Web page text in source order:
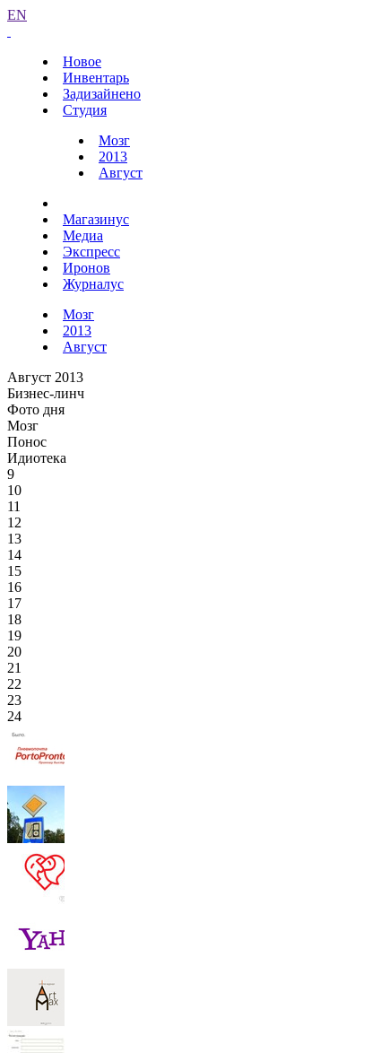
EN
Новое
Инвентарь
Задизайнено
Студия
Мозг
2013
Август
Магазинус
Медиа
Экспресс
Иронов
Журналус
Мозг
2013
Август
Август 2013
Бизнес-линч
Фото дня
Мозг
Понос
Идиотека
9
10
11
12
13
14
15
16
17
18
19
20
21
22
23
24